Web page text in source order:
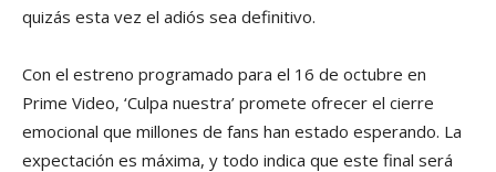
quizás esta vez el adiós sea definitivo.
Con el estreno programado para el 16 de octubre en
Prime Video, ‘Culpa nuestra’ promete ofrecer el cierre
emocional que millones de fans han estado esperando. La
expectación es máxima, y todo indica que este final será